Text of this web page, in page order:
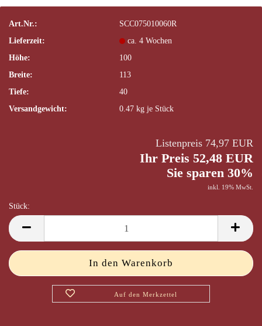
Art.Nr.:
SCC075010060R
Lieferzeit:
ca. 4 Wochen
Höhe:
100
Breite:
113
Tiefe:
40
Versandgewicht:
0.47 kg je Stück
Listenpreis 74,97 EUR
Ihr Preis 52,48 EUR
Sie sparen 30%
inkl. 19% MwSt.
Stück:
Stück
Auf den Merkzettel